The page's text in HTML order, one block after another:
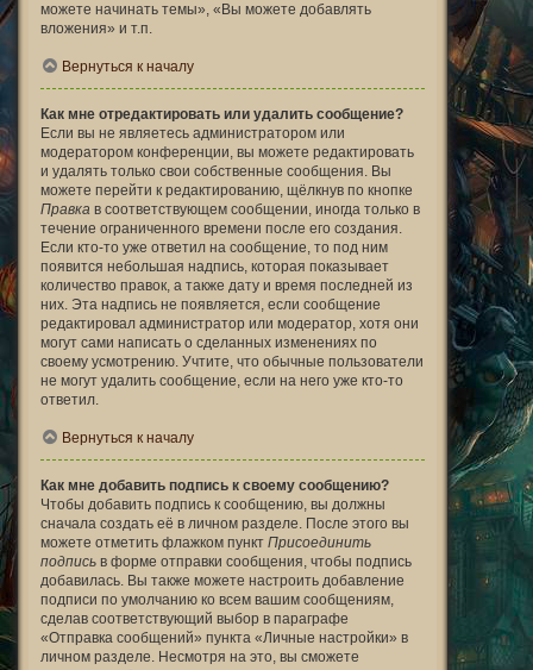
можете начинать темы», «Вы можете добавлять
вложения» и т.п.
Вернуться к началу
Как мне отредактировать или удалить сообщение?
Если вы не являетесь администратором или
модератором конференции, вы можете редактировать
и удалять только свои собственные сообщения. Вы
можете перейти к редактированию, щёлкнув по кнопке
Правка в соответствующем сообщении, иногда только в
течение ограниченного времени после его создания.
Если кто-то уже ответил на сообщение, то под ним
появится небольшая надпись, которая показывает
количество правок, а также дату и время последней из
них. Эта надпись не появляется, если сообщение
редактировал администратор или модератор, хотя они
могут сами написать о сделанных изменениях по
своему усмотрению. Учтите, что обычные пользователи
не могут удалить сообщение, если на него уже кто-то
ответил.
Вернуться к началу
Как мне добавить подпись к своему сообщению?
Чтобы добавить подпись к сообщению, вы должны
сначала создать её в личном разделе. После этого вы
можете отметить флажком пункт Присоединить
подпись в форме отправки сообщения, чтобы подпись
добавилась. Вы также можете настроить добавление
подписи по умолчанию ко всем вашим сообщениям,
сделав соответствующий выбор в параграфе
«Отправка сообщений» пункта «Личные настройки» в
личном разделе. Несмотря на это, вы сможете